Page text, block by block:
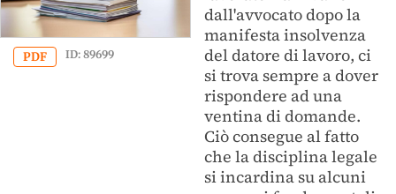
PDF ID: 89699
dall'avvocato dopo la
manifesta insolvenza
del datore di lavoro, ci
si trova sempre a dover
rispondere ad una
ventina di domande.
Ciò consegue al fatto
che la disciplina legale
si incardina su alcuni